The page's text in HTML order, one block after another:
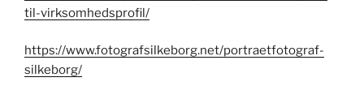
til-virksomhedsprofil/
https://www.fotografsilkeborg.net/portraetfotograf-
silkeborg/